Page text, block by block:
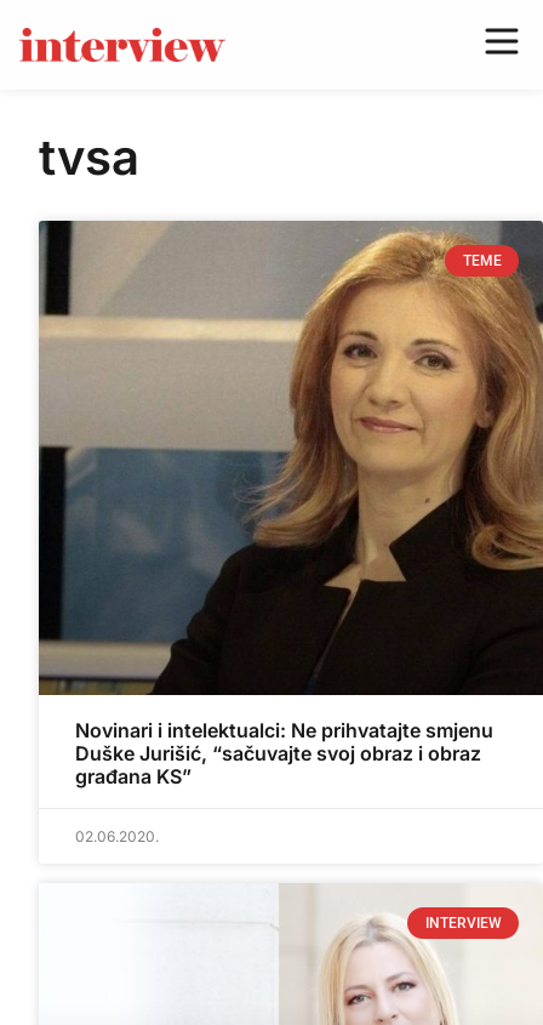
tvsa
TEME
Novinari i intelektualci: Ne prihvatajte smjenu
Duške Jurišić, “sačuvajte svoj obraz i obraz
građana KS”
02.06.2020.
INTERVIEW